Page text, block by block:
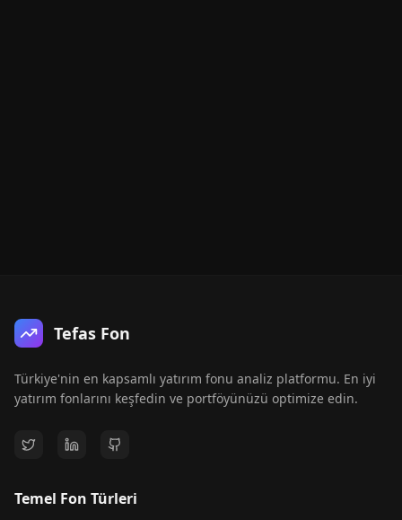
Tefas Fon
Türkiye'nin en kapsamlı yatırım fonu analiz platformu. En iyi
yatırım fonlarını keşfedin ve portföyünüzü optimize edin.
Temel Fon Türleri